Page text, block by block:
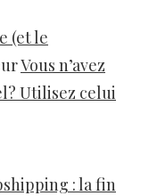
(et le
Vous n’avez
Utilisez celui
: la fin